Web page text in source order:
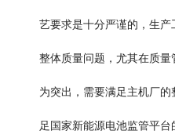
艺要求是十分严谨的，生
整体质量问题，尤其在质
为突出，需要满足主机厂
足国家新能源电池监管平